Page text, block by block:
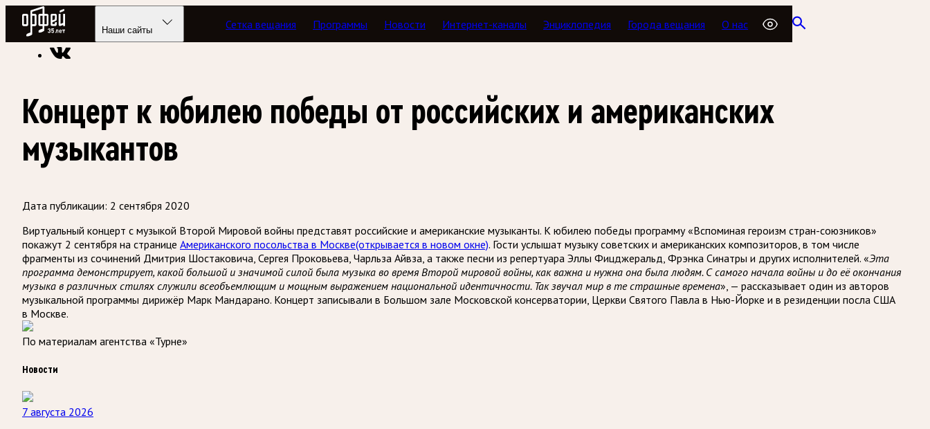
Радио Орфей
Наши сайты Сетка вещания Программы Новости Интернет-каналы Энциклопедия Города вещания О нас
Радио классической музыки «Орфей» Новости
Концерт к юбилею победы от российских и американских
музыкантов
Дата публикации: 2 сентября 2020
Виртуальный концерт с музыкой Второй Мировой войны представят российские и американские музыканты. К юбилею победы программу «Вспоминая героизм стран-союзников»
покажут 2 сентября на странице Американского посольства в Москве(открывается в новом окне). Гости услышат музыку советских и американских композиторов, в том числе
фрагменты из сочинений Дмитрия Шостаковича, Сергея Проковьева, Чарльза Айвза, а также песни из репертуара Эллы Фицджеральд, Фрэнка Синатры и других исполнителей. «Эта
программа демонстрирует, какой большой и значимой силой была музыка во время Второй мировой войны, как важна и нужна она была людям. С самого начала войны и до её окончания
музыка в различных стилях служили всеобъемлющим и мощным выражением национальной идентичности. Так звучал мир в те страшные времена», — рассказывает один из авторов
музыкальной программы дирижёр Марк Мандарано. Концерт записывали в Большом зале Московской консерватории, Церкви Святого Павла в Нью-Йорке и в резиденции посла США
в Москве.
По материалам агентства «Турне»
Новости
7 августа 2026